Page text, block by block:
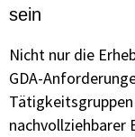
sein
Nicht nur die
GDA-
nachvollziehbarer